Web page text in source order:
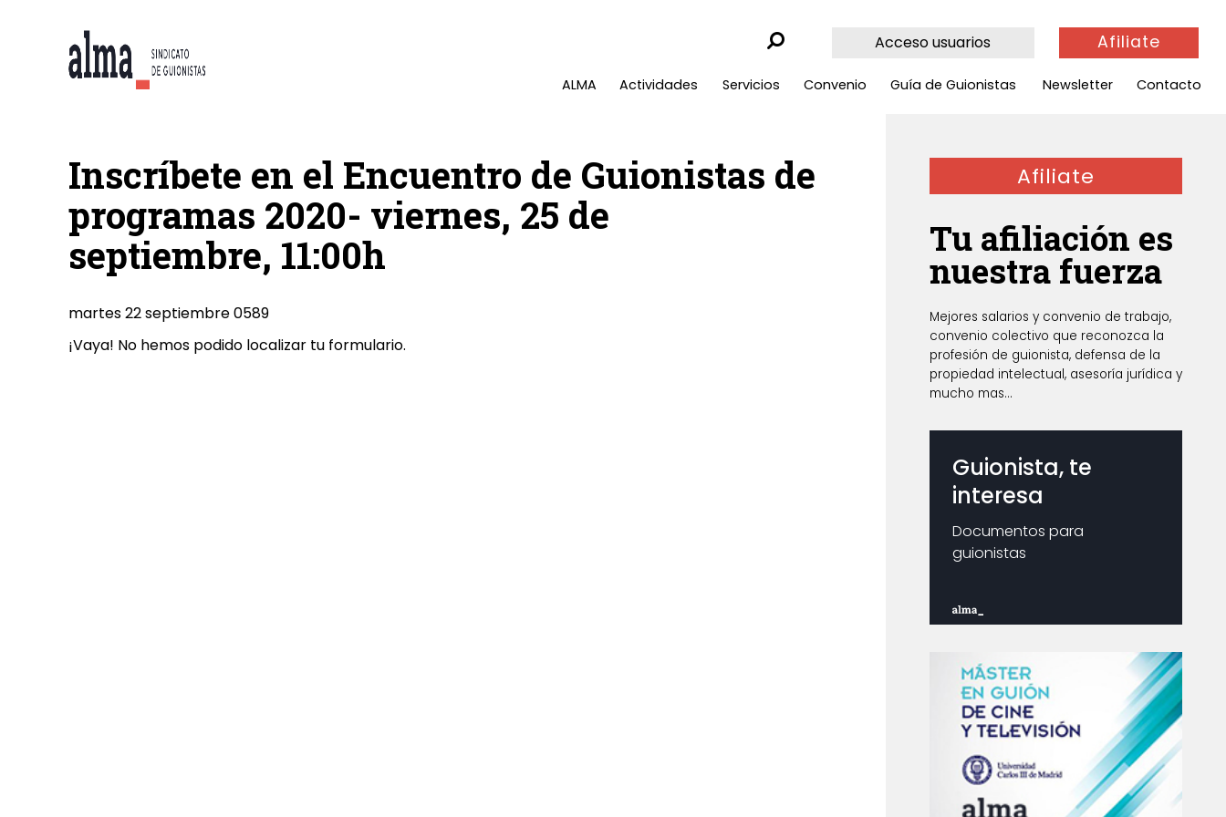
Acceso usuarios Afiliate
ALMA Actividades Servicios Convenio Guía de Guionistas Newsletter Contacto
Inscríbete en el Encuentro de Guionistas de
programas 2020- viernes, 25 de
septiembre, 11:00h
martes 22 septiembre 0589
¡Vaya! No hemos podido localizar tu formulario.
Afiliate
Tu afiliación es
nuestra fuerza
Mejores salarios y convenio de trabajo,
convenio colectivo que reconozca la
profesión de guionista, defensa de la
propiedad intelectual, asesoría jurídica y
mucho mas...
Guionista, te
interesa
Documentos para
guionistas